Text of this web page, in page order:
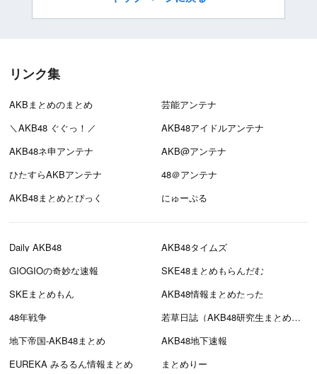
リンク集
AKBまとめのまとめ
芸能アンテナ
＼AKB48 ぐぐっ！／
AKB48アイドルアンテナ
AKB48ネ申アンテナ
AKB@アンテナ
ひたすらAKBアンテナ
48＠アンテナ
AKB48まとめとぴっく
にゅーぷる
Daily AKB48
AKB48タイムズ
GIOGIOの奇妙な速報
SKE48まとめもらんだむ
SKEまとめもん
AKB48情報まとめたった
48年戦争
若草日誌（AKB48研究生まとめブログ）
地下帝国-AKB48まとめ
AKB48地下速報
EUREKA みるるん情報まとめ
まとめりー